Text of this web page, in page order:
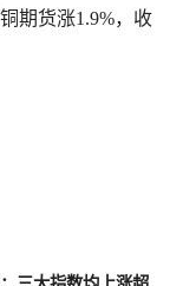
期货涨1.9%，收